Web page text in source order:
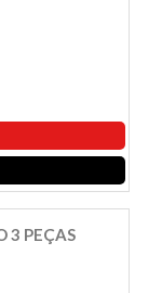
3 PEÇAS